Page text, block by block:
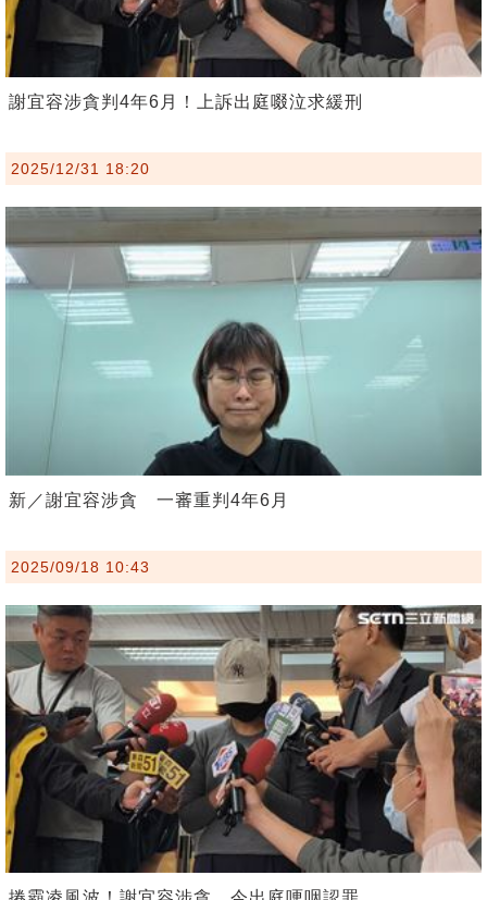
謝宜容涉貪判4年6月！上訴出庭啜泣求緩刑
2025/12/31 18:20
新／謝宜容涉貪 一審重判4年6月
2025/09/18 10:43